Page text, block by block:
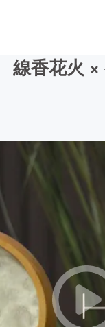
ジェット
活性化
線香花火